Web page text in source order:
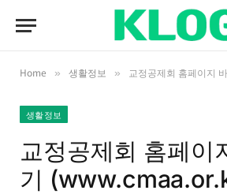
Home » 생활정보 » 교정공제회 홈페이지
생활정보
교정공제회 홈페이
기